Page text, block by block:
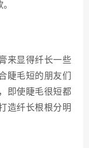
来显得纤长一些
睫毛短的朋友们
即使睫毛很短都
造纤长根根分明